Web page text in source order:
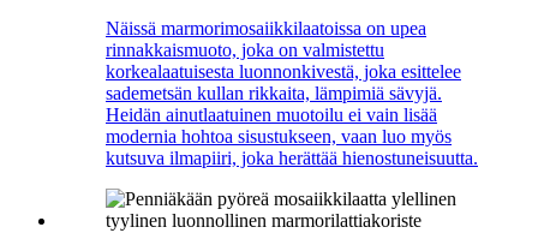
Näissä marmorimosaiikkilaatoissa on upea
rinnakkaismuoto, joka on valmistettu
korkealaatuisesta luonnonkivestä, joka esittelee
sademetsän kullan rikkaita, lämpimiä sävyjä.
Heidän ainutlaatuinen muotoilu ei vain lisää
modernia hohtoa sisustukseen, vaan luo myös
kutsuva ilmapiiri, joka herättää hienostuneisuutta.